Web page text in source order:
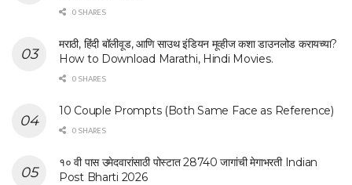
0 SHARES
मराठी, हिंदी बॉलीवूड, आणि साउथ इंडियन मूव्हीज कशा डाउनलोड करायच्या?
How to Download Marathi, Hindi Movies.
0 SHARES
10 Couple Prompts (Both Same Face as Reference)
0 SHARES
१० वी पास उमेदवारांसाठी पोस्टात 28740 जागांची मेगाभरती Indian
Post Bharti 2026